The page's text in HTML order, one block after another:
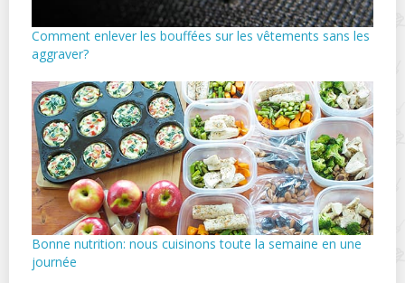
Comment enlever les bouffées sur les vêtements sans les
aggraver?
Bonne nutrition: nous cuisinons toute la semaine en une
journée